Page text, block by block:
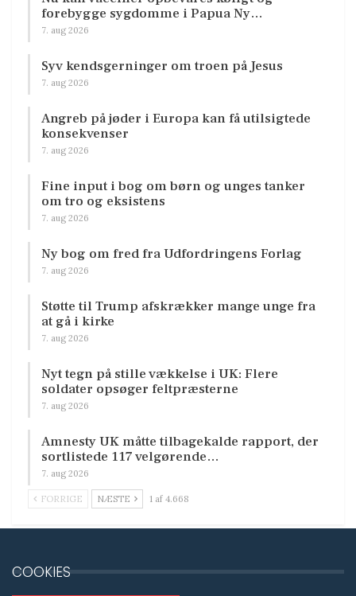
forebygge sygdomme i Papua Ny…
7. aug 2026
Syv kendsgerninger om troen på Jesus
7. aug 2026
Angreb på jøder i Europa kan få utilsigtede
konsekvenser
7. aug 2026
Fine input i bog om børn og unges tanker
om tro og eksistens
7. aug 2026
Ny bog om fred fra Udfordringens Forlag
7. aug 2026
Støtte til Trump afskrækker mange unge fra
at gå i kirke
7. aug 2026
Nyt tegn på stille vækkelse i UK: Flere
soldater opsøger feltpræsterne
7. aug 2026
Amnesty UK måtte tilbagekalde rapport, der
sortlistede 117 velgørende…
7. aug 2026
FORRIGE NÆSTE 1 af 4.668
COOKIES